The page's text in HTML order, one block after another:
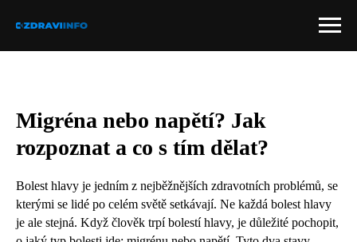
Migréna nebo napětí? Jak
rozpoznat a co s tím dělat?
Bolest hlavy je jedním z nejběžnějších zdravotních problémů, se
kterými se lidé po celém světě setkávají. Ne každá bolest hlavy
je ale stejná. Když člověk trpí bolestí hlavy, je důležité pochopit,